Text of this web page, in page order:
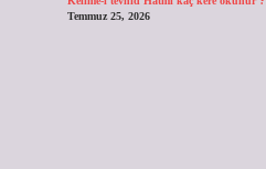
Temmuz 25, 2026